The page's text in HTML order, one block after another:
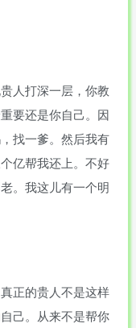
人打深一层，你教
要还是你自己。因
找一爹。然后我有
亿帮我还上。不好
。我这儿有一个明
正的贵人不是这样
己。从来不是帮你